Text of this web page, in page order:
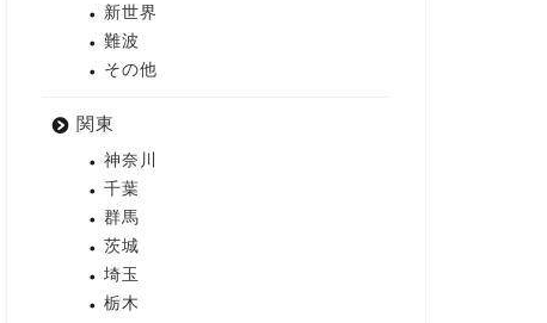
新世界
難波
その他
関東
神奈川
千葉
群馬
茨城
埼玉
栃木